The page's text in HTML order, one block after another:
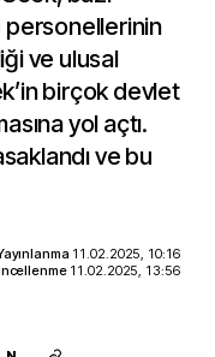
personellerinin
ve ulusal
birçok devlet
yol açtı.
ve bu
11.02.2025, 10:16
11.02.2025, 13:56